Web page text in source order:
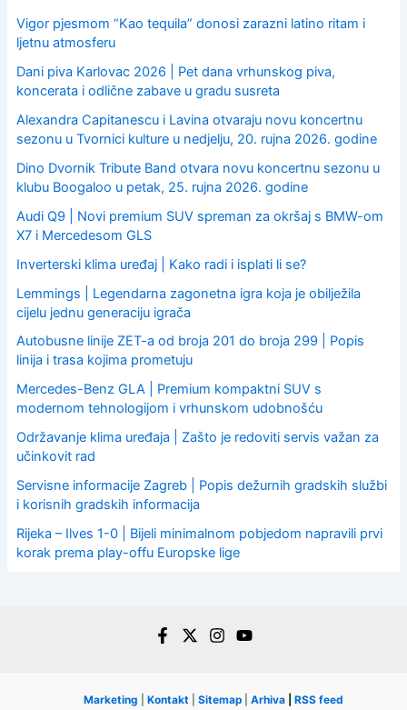
o
r
:
Vigor pjesmom “Kao tequila” donosi zarazni latino ritam i
ljetnu atmosferu
Dani piva Karlovac 2026 | Pet dana vrhunskog piva,
koncerata i odlične zabave u gradu susreta
Alexandra Capitanescu i Lavina otvaraju novu koncertnu
sezonu u Tvornici kulture u nedjelju, 20. rujna 2026. godine
Dino Dvornik Tribute Band otvara novu koncertnu sezonu u
klubu Boogaloo u petak, 25. rujna 2026. godine
Audi Q9 | Novi premium SUV spreman za okršaj s BMW-om
X7 i Mercedesom GLS
Inverterski klima uređaj | Kako radi i isplati li se?
Lemmings | Legendarna zagonetna igra koja je obilježila
cijelu jednu generaciju igrača
Autobusne linije ZET-a od broja 201 do broja 299 | Popis
linija i trasa kojima prometuju
Mercedes-Benz GLA | Premium kompaktni SUV s
modernom tehnologijom i vrhunskom udobnošću
Održavanje klima uređaja | Zašto je redoviti servis važan za
učinkovit rad
Servisne informacije Zagreb | Popis dežurnih gradskih službi
i korisnih gradskih informacija
Rijeka – Ilves 1-0 | Bijeli minimalnom pobjedom napravili prvi
korak prema play-offu Europske lige
Marketing Kontakt Sitemap Arhiva RSS feed